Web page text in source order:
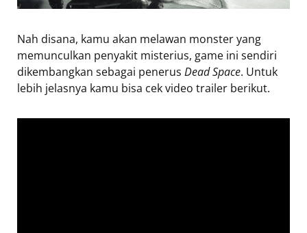
Nah disana, kamu akan melawan monster yang
memunculkan penyakit misterius, game ini sendiri
dikembangkan sebagai penerus Dead Space. Untuk
lebih jelasnya kamu bisa cek video trailer berikut.